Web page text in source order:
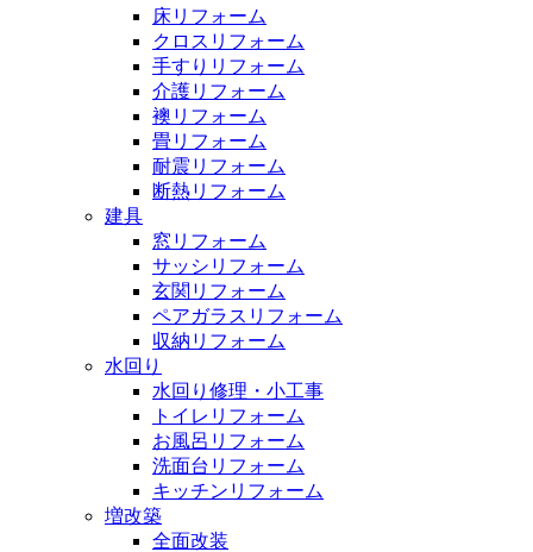
床リフォーム
クロスリフォーム
手すりリフォーム
介護リフォーム
襖リフォーム
畳リフォーム
耐震リフォーム
断熱リフォーム
建具
窓リフォーム
サッシリフォーム
玄関リフォーム
ペアガラスリフォーム
収納リフォーム
水回り
水回り修理・小工事
トイレリフォーム
お風呂リフォーム
洗面台リフォーム
キッチンリフォーム
増改築
全面改装